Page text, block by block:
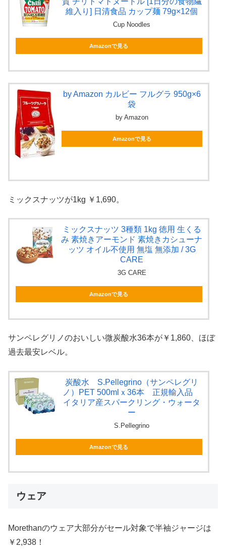
維入り] 日清食品 カップ麺 79g×12個
Cup Noodles
Amazonで見る
by Amazon カルビー フルグラ 950g×6
袋
by Amazon
Amazonで見る
ミックスナッツが1kg ￥1,690。
ミックスナッツ 3種類 1kg 徳用 生くる
み 素焼きアーモンド 素焼きカシューナ
ッツ オイル不使用 無塩 無添加 / 3G
CARE
3G CARE
Amazonで見る
サンペレグリノのおいしい微炭酸水36本が￥1,860、ほぼ
過去最安レベル。
炭酸水 S.Pellegrino（サンペレグリ
ノ）PET 500mlｘ36本 正規輸入品
イタリア産スパークリング・ウォータ
ー
S.Pellegrino
Amazonで見る
ウェア
Morethanのウェア大部分がセール対象で半袖ジャージは
￥2,938！